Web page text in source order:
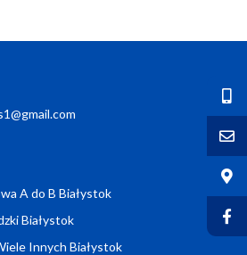
A do B Białystok
Białystok
Innych Białystok